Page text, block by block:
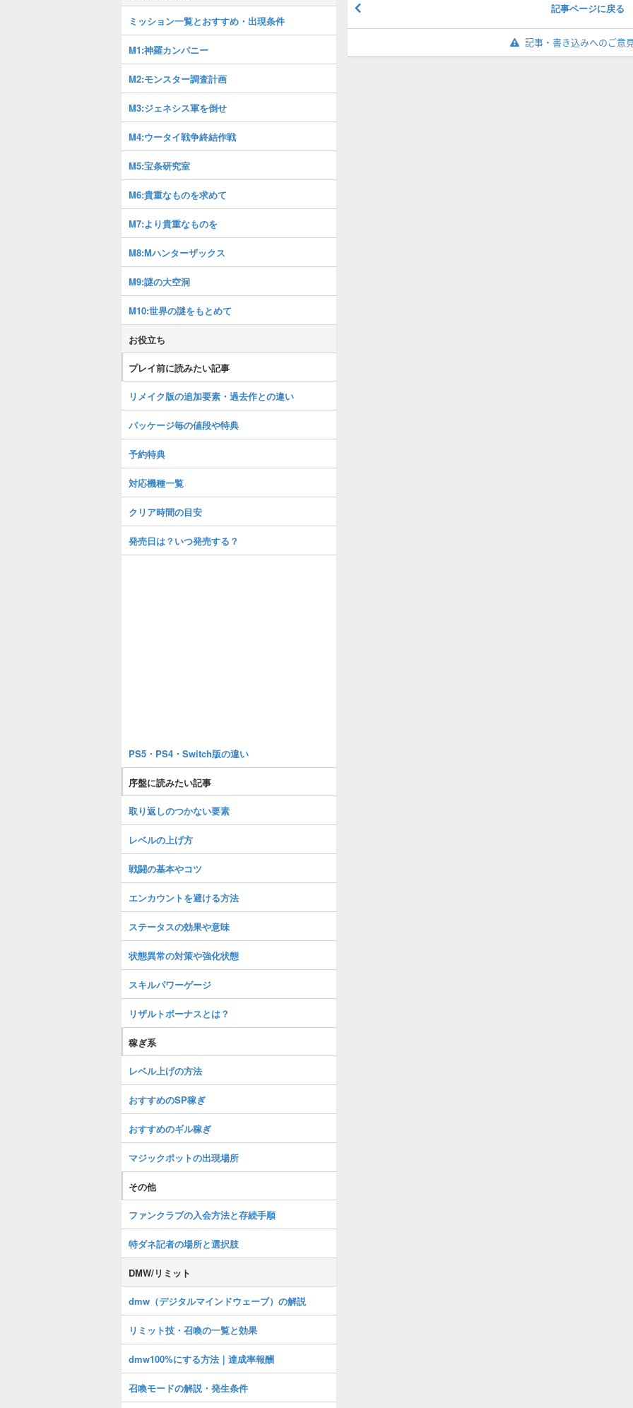
記事ページに戻る
記事・書き込みへのご意
ミッション一覧とおすすめ・出現条件
M1:神羅カンパニー
M2:モンスター調査計画
M3:ジェネシス軍を倒せ
M4:ウータイ戦争終結作戦
M5:宝条研究室
M6:貴重なものを求めて
M7:より貴重なものを
M8:Mハンターザックス
M9:謎の大空洞
M10:世界の謎をもとめて
お役立ち
プレイ前に読みたい記事
リメイク版の追加要素・過去作との違い
パッケージ毎の値段や特典
予約特典
対応機種一覧
クリア時間の目安
発売日は？いつ発売する？
PS5・PS4・Switch版の違い
序盤に読みたい記事
取り返しのつかない要素
レベルの上げ方
戦闘の基本やコツ
エンカウントを避ける方法
ステータスの効果や意味
状態異常の対策や強化状態
スキルパワーゲージ
リザルトボーナスとは？
稼ぎ系
レベル上げの方法
おすすめのSP稼ぎ
おすすめのギル稼ぎ
マジックポットの出現場所
その他
ファンクラブの入会方法と存続手順
特ダネ記者の場所と選択肢
DMW/リミット
dmw（デジタルマインドウェーブ）の解説
リミット技・召喚の一覧と効果
dmw100%にする方法｜達成率報酬
召喚モードの解説・発生条件